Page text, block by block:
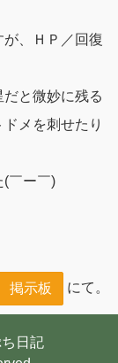
、ＨＰ／回復
と微妙に残る
メを刺せたり
(￣ー￣)
掲示板 にて。
日記